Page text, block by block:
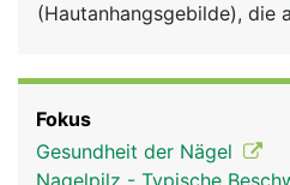
Rubriken
(Hautanhangsgebilde), die
verankert ist. Von dort aus
Nagelplatte auf dem
Fokus
Gesundheit der Nägel
Nagelpilz - Typische